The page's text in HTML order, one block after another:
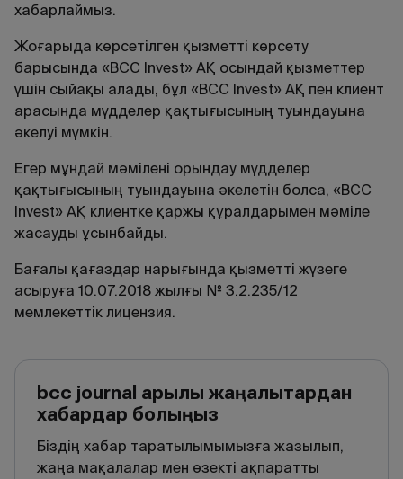
хабарлаймыз.
Жоғарыда көрсетілген қызметті көрсету
барысында «BCC Invest» АҚ осындай қызметтер
үшін сыйақы алады, бұл «BCC Invest» АҚ пен клиент
арасында мүдделер қақтығысының туындауына
әкелуі мүмкін.
Егер мұндай мәмілені орындау мүдделер
қақтығысының туындауына әкелетін болса, «BCC
Invest» АҚ клиентке қаржы құралдарымен мәміле
жасауды ұсынбайды.
Бағалы қағаздар нарығында қызметті жүзеге
асыруға 10.07.2018 жылғы № 3.2.235/12
мемлекеттік лицензия.
bcc journal арқылы жаңалықтардан
хабардар болыңыз
Біздің хабар таратылымымызға жазылып,
жаңа мақалалар мен өзекті ақпаратты